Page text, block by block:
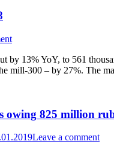
by 13% YoY, to 561
mill-300 – by 27%. The
owing 825 million
Leave a comment